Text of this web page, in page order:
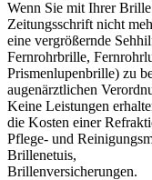
Wenn Sie mit Ihrer
Zeitungsschrift nicht
eine vergrößernde
Fernrohrbrille,
Prismenlupenbrille) zu
augenärztlichen
Keine Leistungen
die Kosten einer
Pflege- und
Brillenetuis,
Brillenversicherungen.